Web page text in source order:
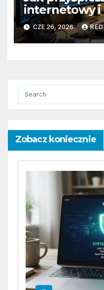
internetowy i
klientów
CZE 26, 2026
Zobacz koniecznie